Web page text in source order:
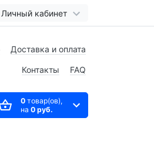
Личный кабинет
Доставка и оплата
Контакты FAQ
0товар(ов),
на 0 руб.